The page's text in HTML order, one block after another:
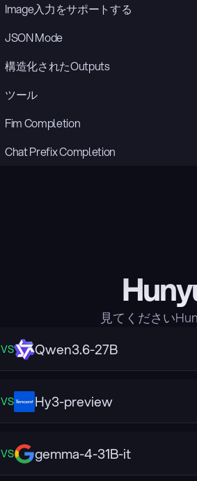
Image入力をサポートする
JSON Mode
構造化されたOutputs
ツール
Fim Completion
Chat Prefix Completion
見てください
VS Qwen3.6-27B
VS Hy3-preview
VS gemma-4-31B-it